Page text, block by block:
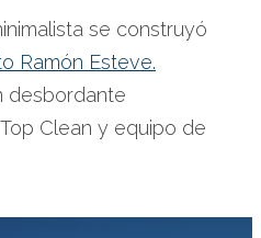
se construyó
Ramón Esteve.
desbordante
Clean y equipo de